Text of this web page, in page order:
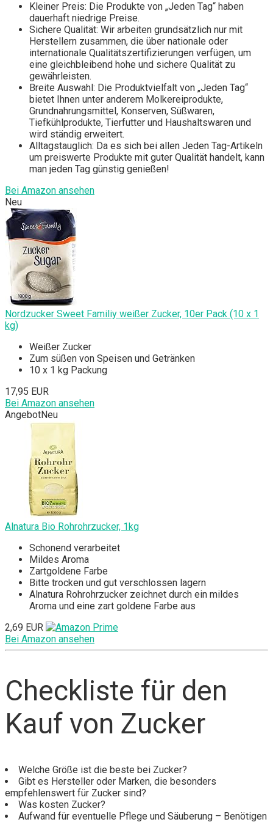
Kleiner Preis: Die Produkte von „Jeden Tag“ haben
dauerhaft niedrige Preise.
Sichere Qualität: Wir arbeiten grundsätzlich nur mit
Herstellern zusammen, die über nationale oder
internationale Qualitätszertifizierungen verfügen, um
eine gleichbleibend hohe und sichere Qualität zu
gewährleisten.
Breite Auswahl: Die Produktvielfalt von „Jeden Tag“
bietet Ihnen unter anderem Molkereiprodukte,
Grundnahrungsmittel, Konserven, Süßwaren,
Tiefkühlprodukte, Tierfutter und Haushaltswaren und
wird ständig erweitert.
Alltagstauglich: Da es sich bei allen Jeden Tag-Artikeln
um preiswerte Produkte mit guter Qualität handelt, kann
man jeden Tag günstig genießen!
Bei Amazon ansehen
Neu
Nordzucker Sweet Familiy weißer Zucker, 10er Pack (10 x 1
kg)
Weißer Zucker
Zum süßen von Speisen und Getränken
10 x 1 kg Packung
17,95 EUR
Bei Amazon ansehen
AngebotNeu
Alnatura Bio Rohrohrzucker, 1kg
Schonend verarbeitet
Mildes Aroma
Zartgoldene Farbe
‎Bitte trocken und gut verschlossen lagern
Alnatura Rohrohrzucker zeichnet durch ein mildes
Aroma und eine zart goldene Farbe aus
2,69 EUR
Bei Amazon ansehen
Checkliste für den
Kauf von Zucker
Welche Größe ist die beste bei Zucker?
Gibt es Hersteller oder Marken, die besonders
empfehlenswert für Zucker sind?
Was kosten Zucker?
Aufwand für eventuelle Pflege und Säuberung – Benötigen